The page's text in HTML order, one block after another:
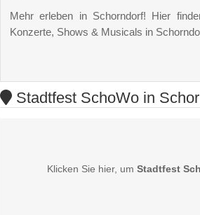
Mehr erleben in Schorndorf! Hier
Konzerte, Shows & Musicals in
Stadtfest SchoWo in
Klicken Sie hier, um Stadtfest